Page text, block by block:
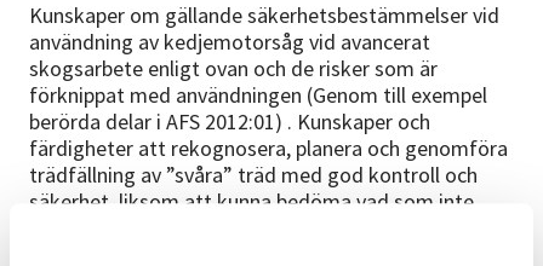
Kunskaper om gällande säkerhetsbestämmelser vid
användning av kedjemotorsåg vid avancerat
skogsarbete enligt ovan och de risker som är
förknippat med användningen (Genom till exempel
berörda delar i AFS 2012:01) . Kunskaper och
färdigheter att rekognosera, planera och genomföra
trädfällning av ”svåra” träd med god kontroll och
säkerhet, liksom att kunna bedöma vad som inte